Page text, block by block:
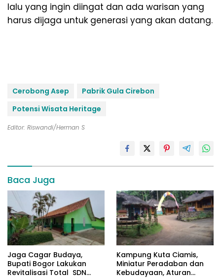
lalu yang ingin diingat dan ada warisan yang
harus dijaga untuk generasi yang akan datang.
Cerobong Asep
Pabrik Gula Cirebon
Potensi Wisata Heritage
Editor: Riswandi/Herman S
Baca Juga
Jaga Cagar Budaya,
Bupati Bogor Lakukan
Revitalisasi Total SDN
Kampung Kuta Ciamis,
Miniatur Peradaban dan
Kebudayaan, Aturan